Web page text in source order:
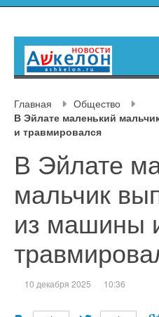
Главная
Общество
В Эйлате маленький
и травмировался
В Эйлате
мальчик
из машины
10 декабря 2025 10:36